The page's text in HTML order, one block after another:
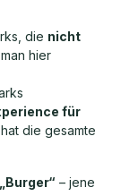
die nicht
hier
für
die gesamte
„Burger“ – jene